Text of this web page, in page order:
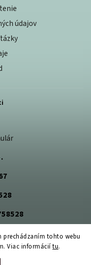
prechádzaním tohto webu
Viac informáciítu.
údajov
. Všetky práva vyhradené.